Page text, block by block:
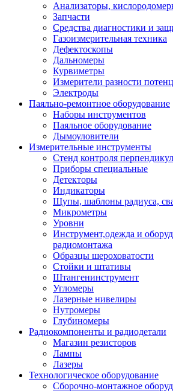
Анализаторы,
Запчасти
Средства диагностики и
Газоизмерительная техника
Дефектоскопы
Дальномеры
Курвиметры
Измерители разности
Электроды
Паяльно-ремонтное оборудование
Наборы инструментов
Паяльное оборудование
Дымоуловители
Измерительные инструменты
Стенд контроля
Приборы специальные
Детекторы
Индикаторы
Щупы, шаблоны радиуса,
Микрометры
Уровни
Инструмент,одежда и
радиомонтажа
Образцы шероховатости
Стойки и штативы
Штангенинструмент
Угломеры
Лазерные нивелиры
Нутромеры
Глубиномеры
Радиокомпоненты и радиодетали
Магазин резисторов
Лампы
Лазеры
Технологическое оборудование
Сборочно-монтажное